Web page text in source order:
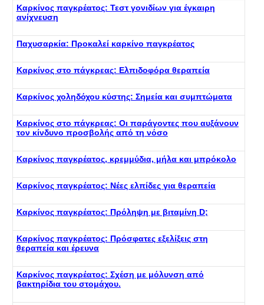
Καρκίνος παγκρέατος: Τεστ γονιδίων για έγκαιρη
ανίχνευση
Παχυσαρκία: Προκαλεί καρκίνο παγκρέατος
Καρκίνος στο πάγκρεας: Ελπιδοφόρα θεραπεία
Καρκίνος χοληδόχου κύστης: Σημεία και συμπτώματα
Καρκίνος στο πάγκρεας: Οι παράγοντες που αυξάνουν
τον κίνδυνο προσβολής από τη νόσο
Καρκίνος παγκρέατος, κρεμμύδια, μήλα και μπρόκολο
Καρκίνος παγκρέατος: Νέες ελπίδες για θεραπεία
Καρκίνος παγκρέατος: Πρόληψη με βιταμίνη D;
Καρκίνος παγκρέατος: Πρόσφατες εξελίξεις στη
θεραπεία και έρευνα
Καρκίνος παγκρέατος: Σχέση με μόλυνση από
βακτηρίδια του στομάχου.